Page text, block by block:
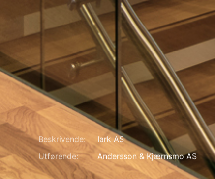
Beskrivende:
Iark AS
Utførende:
Andersson & Kjærnsmo AS